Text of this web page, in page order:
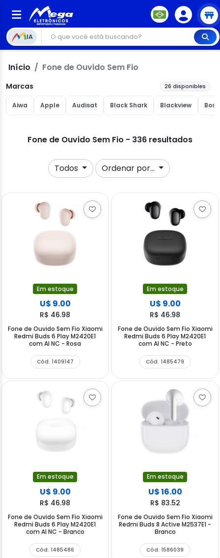
IA
Início Fone de Ouvido Sem Fio
Marcas 26 disponibles
Aiwa Apple Audisat Black Shark Blackview Bose
Fone de Ouvido Sem Fio - 336 resultados
Todos Ordenar por...
Em estoque
U$ 9.00
R$ 46.98
Fone de Ouvido Sem Fio Xiaomi
Redmi Buds 6 Play M2420E1
com AI NC - Rosa
Cód. 1409147
Em estoque
U$ 9.00
R$ 46.98
Fone de Ouvido Sem Fio Xiaomi
Redmi Buds 6 Play M2420E1
com AI NC - Preto
Cód. 1485479
Em estoque
U$ 9.00
R$ 46.98
Fone de Ouvido Sem Fio Xiaomi
Redmi Buds 6 Play M2420E1
com AI NC - Branco
Cód. 1485486
Em estoque
U$ 16.00
R$ 83.52
Fone de Ouvido Sem Fio Xiaomi
Redmi Buds 8 Active M2537E1 -
Branco
Cód. 1586039